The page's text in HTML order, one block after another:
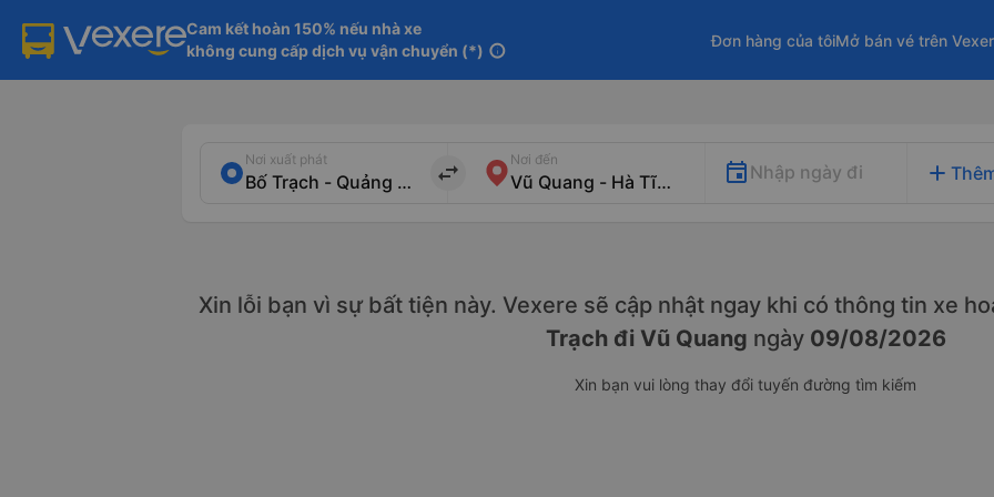
Cam kết hoàn 150% nếu nhà xe
không cung cấp dịch vụ vận chuyển (*) info
Đơn hàng của tôiMở bán vé trên
Nơi xuất phát
import_export
Nơi đến
Nhập ngày đi add
Xin lỗi bạn vì sự bất tiện này. Vexere sẽ cập nhật ngay khi có thông tin xe
Trạch đi Vũ Quang ngày 09/08/2026
Xin bạn vui lòng thay đổi tuyến đường tìm kiếm